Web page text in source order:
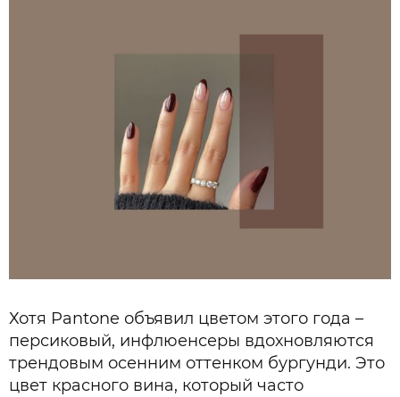
Хотя Pantone объявил цветом этого года –
персиковый, инфлюенсеры вдохновляются
трендовым осенним оттенком бургунди. Это
цвет красного вина, который часто